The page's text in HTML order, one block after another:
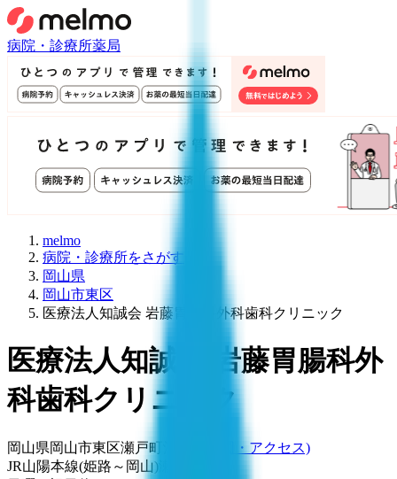
病院・診療所薬局
melmo
病院・診療所をさがす
岡山県
岡山市東区
医療法人知誠会 岩藤胃腸科外科歯科クリニック
医療法人知誠会 岩藤胃腸科外
科歯科クリニック
岡山県岡山市東区瀬戸町沖343
(地図・アクセス)
JR山陽本線(姫路～岡山)